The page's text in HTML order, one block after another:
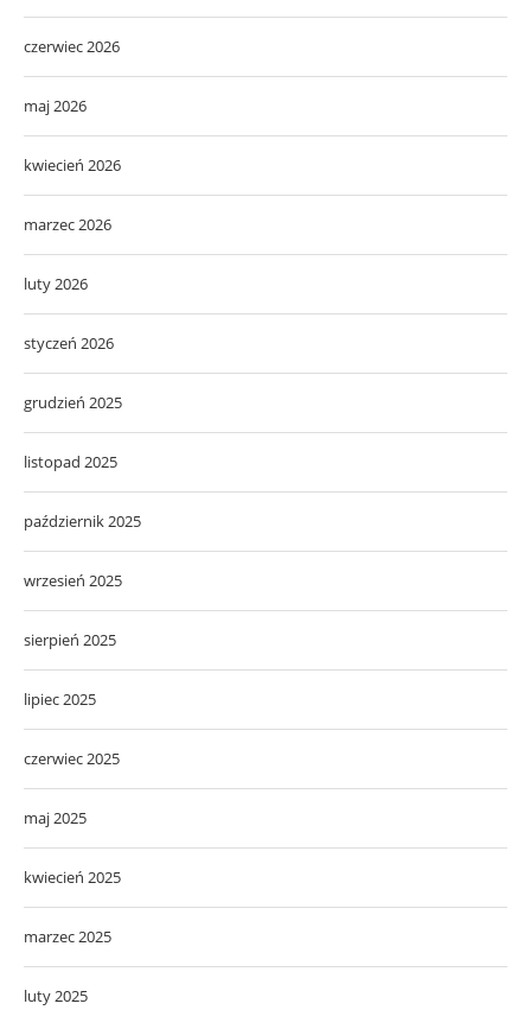
czerwiec 2026
maj 2026
kwiecień 2026
marzec 2026
luty 2026
styczeń 2026
grudzień 2025
listopad 2025
październik 2025
wrzesień 2025
sierpień 2025
lipiec 2025
czerwiec 2025
maj 2025
kwiecień 2025
marzec 2025
luty 2025